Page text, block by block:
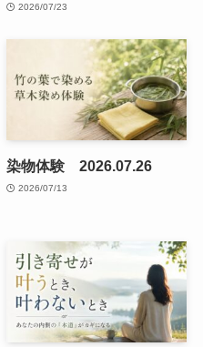
2026/07/23
染物体験 2026.07.26
2026/07/13